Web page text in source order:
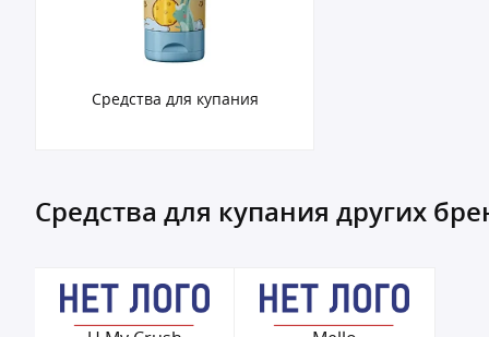
Средства для купания
Средства для купания других